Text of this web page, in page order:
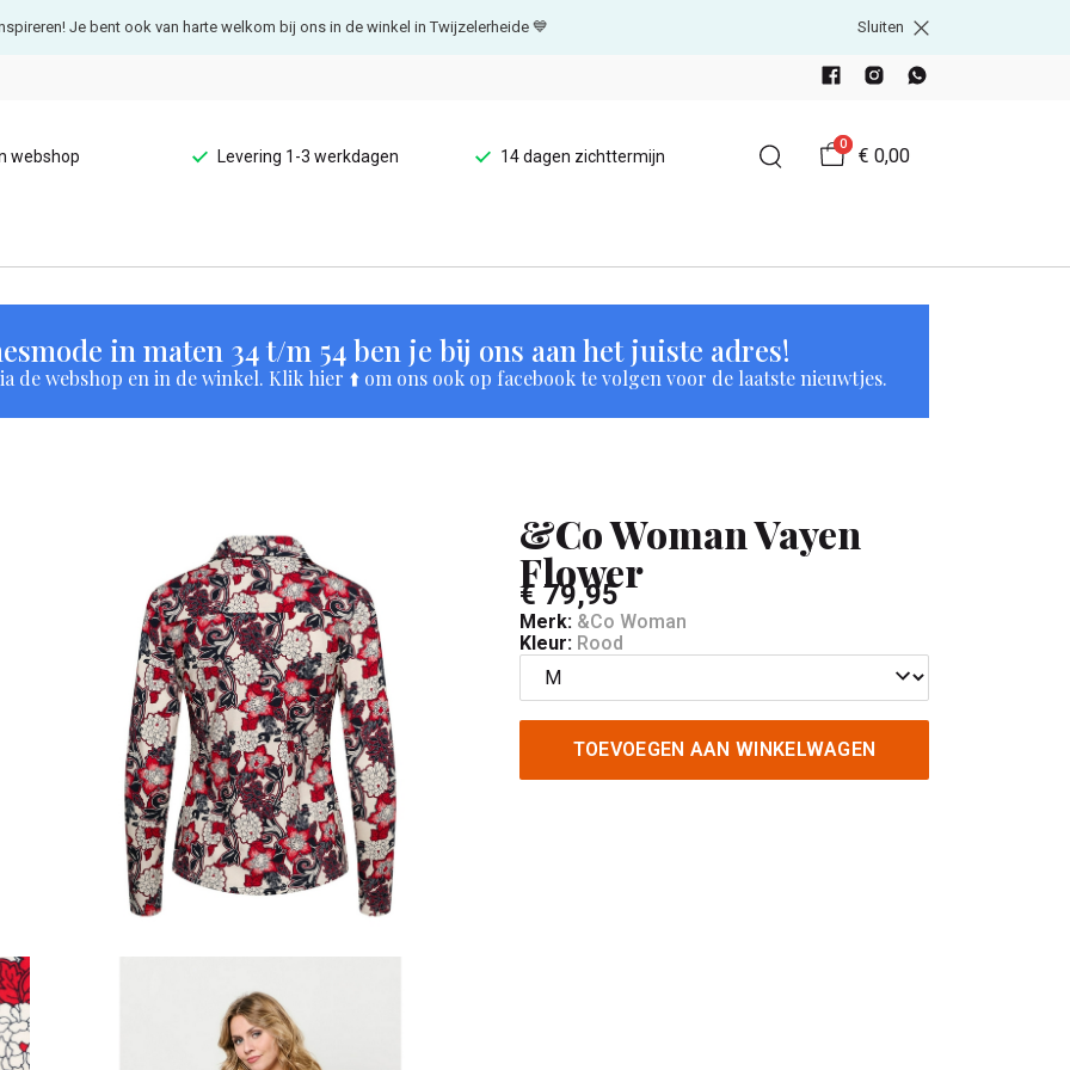
Je bent ook van harte welkom bij ons in de winkel in Twijzelerheide 💙 Sluiten
webshop Levering 1-3 werkdagen 14 dagen zichttermijn
0
€ 0,00
in maten 34 t/m 54 ben je bij ons aan het juiste adres!
de webshop en in de winkel. Klik hier ⬆️ om ons ook op facebook te volgen voor de laatste nieuwtjes.
&Co Woman Vayen
Flower
€ 79,95
Merk: &Co Woman
Kleur: Rood
TOEVOEGEN AAN WINKELWAGEN